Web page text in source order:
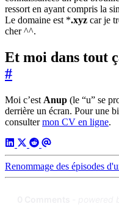
ressort en ayant compris la
Le domaine est *.xyz car je
cher ^^.
Et moi dans tout
#
Moi c’est Anup (le “u” se
derrière un écran. Pour une
consultermon CV en ligne.
Renommage des épisodes